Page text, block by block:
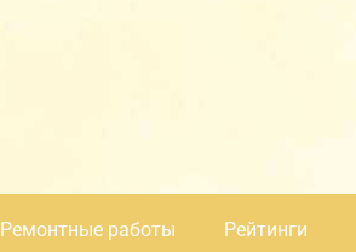
Ремонтные работы Рейтинги